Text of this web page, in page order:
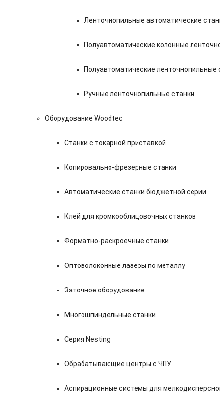
Ленточнопильные автоматические
Полуавтоматические колонные
Полуавтоматические ленточнопильные
Ручные ленточнопильные станки
Оборудование Woodtec
Станки с токарной приставкой
Копировально-фрезерные станки
Автоматические станки бюджетной серии
Клей для кромкооблицовочных станков
Форматно-раскроечные станки
Оптоволоконные лазеры по металлу
Заточное оборудование
Многошпиндельные станки
Серия Nesting
Обрабатывающие центры с ЧПУ
Аспирационные системы для